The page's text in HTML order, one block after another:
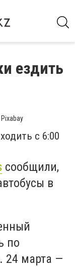
ездить
с 6:00
сообщили,
в
по
24 марта —